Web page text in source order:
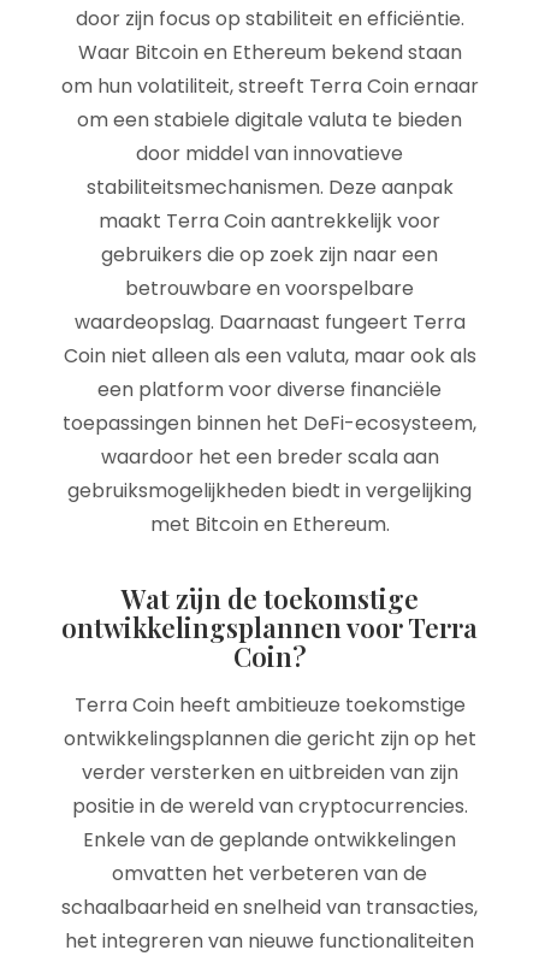
door zijn focus op stabiliteit en efficiëntie.
Waar Bitcoin en Ethereum bekend staan
om hun volatiliteit, streeft Terra Coin ernaar
om een stabiele digitale valuta te bieden
door middel van innovatieve
stabiliteitsmechanismen. Deze aanpak
maakt Terra Coin aantrekkelijk voor
gebruikers die op zoek zijn naar een
betrouwbare en voorspelbare
waardeopslag. Daarnaast fungeert Terra
Coin niet alleen als een valuta, maar ook als
een platform voor diverse financiële
toepassingen binnen het DeFi-ecosysteem,
waardoor het een breder scala aan
gebruiksmogelijkheden biedt in vergelijking
met Bitcoin en Ethereum.
Wat zijn de toekomstige
ontwikkelingsplannen voor Terra
Coin?
Terra Coin heeft ambitieuze toekomstige
ontwikkelingsplannen die gericht zijn op het
verder versterken en uitbreiden van zijn
positie in de wereld van cryptocurrencies.
Enkele van de geplande ontwikkelingen
omvatten het verbeteren van de
schaalbaarheid en snelheid van transacties,
het integreren van nieuwe functionaliteiten